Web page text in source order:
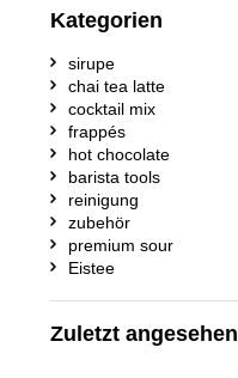
Kategorien
sirupe
chai tea latte
cocktail mix
frappés
hot chocolate
barista tools
reinigung
zubehör
premium sour
Eistee
Zuletzt angesehen